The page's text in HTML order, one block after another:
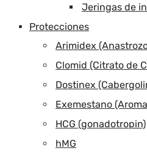
Jeringas de
Protecciones
Arimidex
Clomid (Citrato de
Dostinex
Exemestano
HCG (gonadotropin)
hMG